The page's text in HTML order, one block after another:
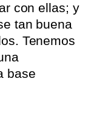
con ellas; y
tan buena
Tenemos
base